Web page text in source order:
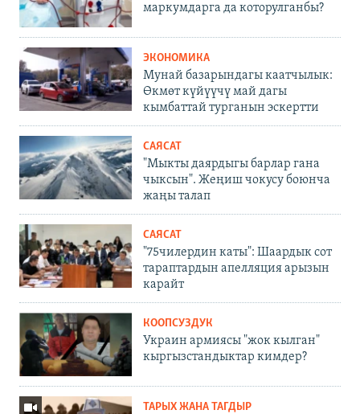
маркумдарга да которулганбы?
ЭКОНОМИКА
Мунай базарындагы каатчылык:
Өкмөт күйүүчү май дагы
кымбаттай турганын эскертти
САЯСАТ
"Мыкты даярдыгы барлар гана
чыксын". Жеңиш чокусу боюнча
жаңы талап
САЯСАТ
"75чилердин каты": Шаардык сот
тараптардын апелляция арызын
карайт
КООПСУЗДУК
Украин армиясы "жок кылган"
кыргызстандыктар кимдер?
ТАРЫХ ЖАНА ТАГДЫР